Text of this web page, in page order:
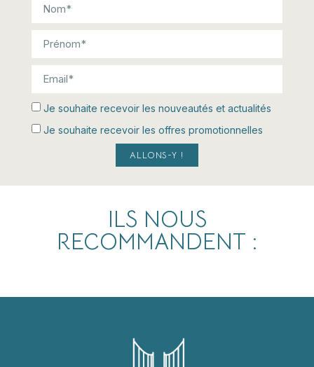
Je souhaite recevoir les nouveautés et actualités
Je souhaite recevoir les offres promotionnelles
ALLONS-Y !
ILS NOUS
RECOMMANDENT :